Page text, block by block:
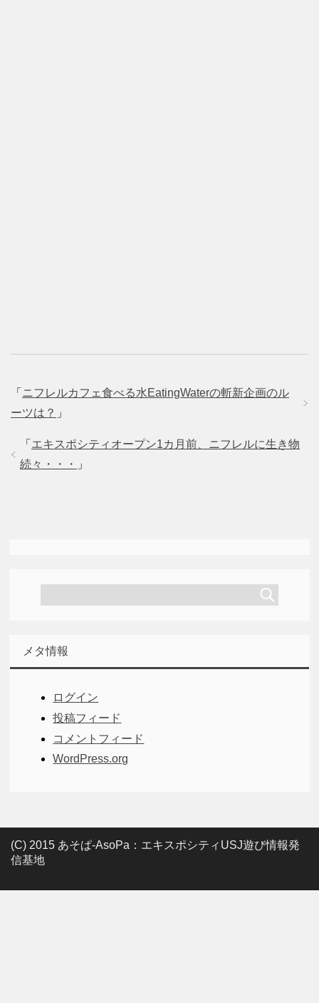
「 ニフレルカフェ食べる水EatingWaterの斬新企画のル
ーツは？ 」
「 エキスポシティオープン1カ月前、ニフレルに生き物
続々・・・
」
メタ情報
ログイン
投稿フィード
コメントフィード
WordPress.org
(C) 2015 あそぱ-AsoPa：エキスポシティUSJ遊び情報発
信基地